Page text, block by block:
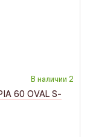
В наличии 2
60 OVAL S-